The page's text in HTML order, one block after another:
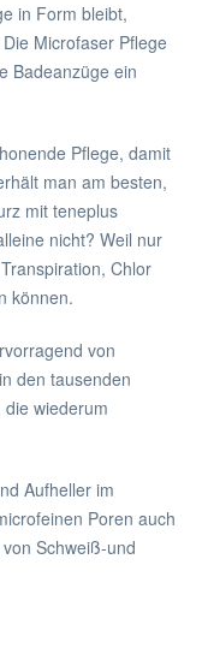
in Form bleibt,
Microfaser Pflege
Badeanzüge ein
Pflege, damit
man am besten,
mit teneplus
nicht? Weil nur
Chlor
können.
von
den tausenden
wiederum
Aufheller im
Poren auch
Schweiß-und